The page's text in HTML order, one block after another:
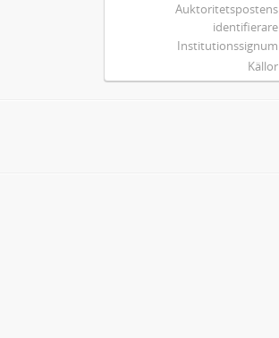
Auktoritetspostens
identifierare
Institutionssignum
Källor